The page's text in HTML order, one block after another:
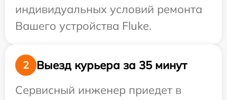
индивидуальных условий ремонта
Вашего устройства Fluke.
2
Выезд курьера за 35 минут
Сервисный инженер приедет в